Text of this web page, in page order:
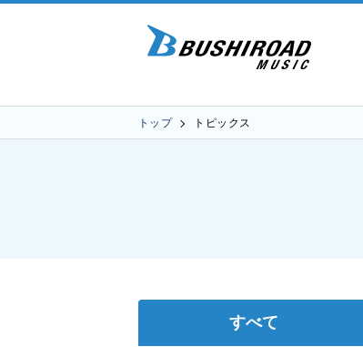
トップ トピックス
すべて